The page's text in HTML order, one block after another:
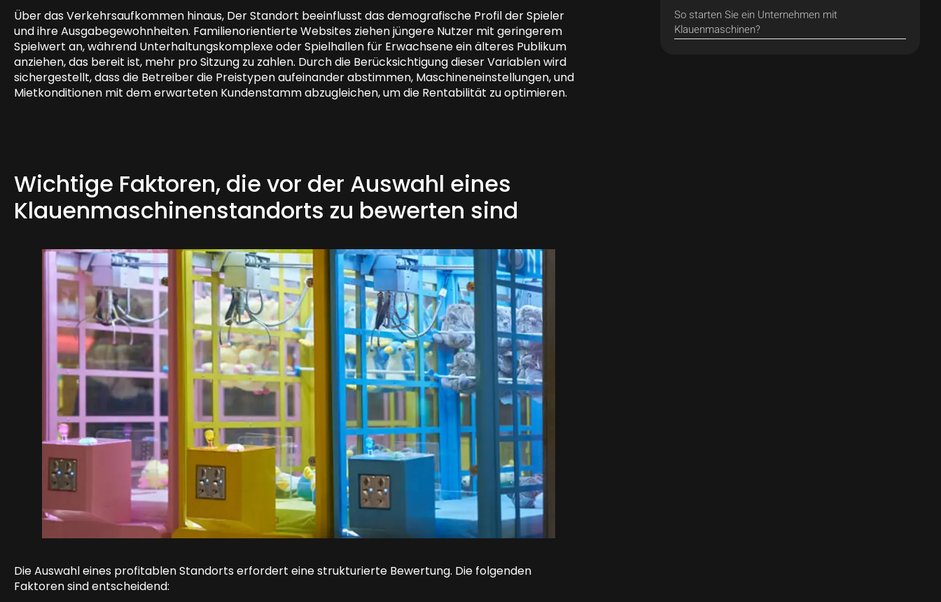
Über das Verkehrsaufkommen hinaus, Der Standort beeinflusst das demografische Profil der Spieler
und ihre Ausgabegewohnheiten. Familienorientierte Websites ziehen jüngere Nutzer mit geringerem
Spielwert an, während Unterhaltungskomplexe oder Spielhallen für Erwachsene ein älteres Publikum
anziehen, das bereit ist, mehr pro Sitzung zu zahlen. Durch die Berücksichtigung dieser Variablen wird
sichergestellt, dass die Betreiber die Preistypen aufeinander abstimmen, Maschineneinstellungen, und
Mietkonditionen mit dem erwarteten Kundenstamm abzugleichen, um die Rentabilität zu optimieren.
Wichtige Faktoren, die vor der Auswahl eines
Klauenmaschinenstandorts zu bewerten sind
Die Auswahl eines profitablen Standorts erfordert eine strukturierte Bewertung. Die folgenden
Faktoren sind entscheidend:
So starten Sie ein Unternehmen mit
Klauenmaschinen?